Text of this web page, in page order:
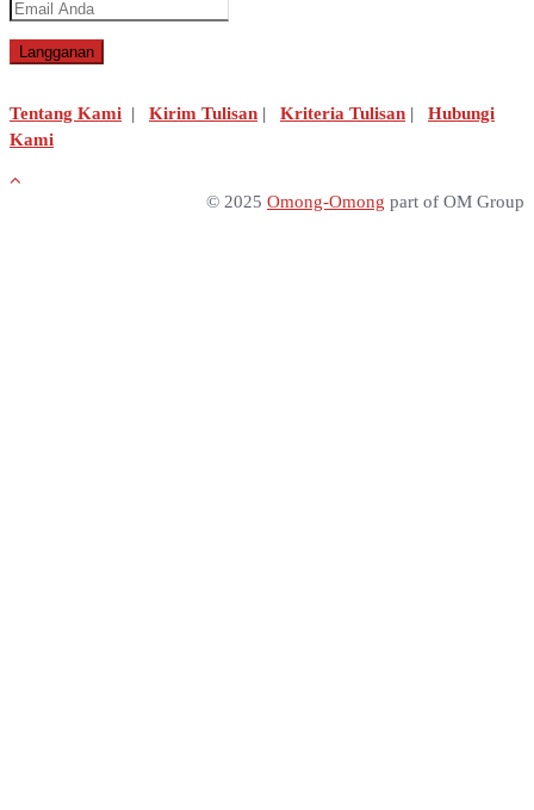
Tentang Kami | Kirim Tulisan | Kriteria Tulisan | Hubungi
Kami
© 2025 Omong-Omong part of OM Group